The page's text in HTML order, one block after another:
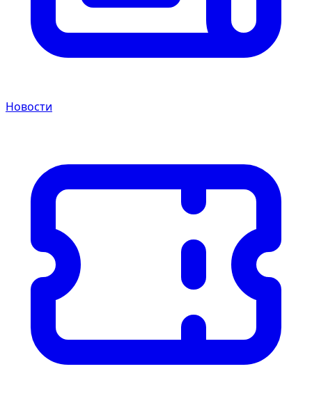
Новости